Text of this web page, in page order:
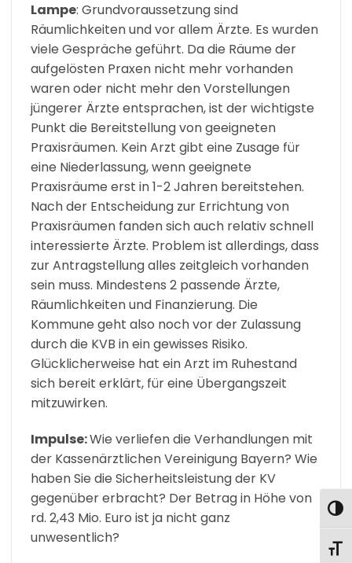
Lampe: Grundvoraussetzung sind
Räumlichkeiten und vor allem Ärzte. Es wurden
viele Gespräche geführt. Da die Räume der
aufgelösten Praxen nicht mehr vorhanden
waren oder nicht mehr den Vorstellungen
jüngerer Ärzte entsprachen, ist der wichtigste
Punkt die Bereitstellung von geeigneten
Praxisräumen. Kein Arzt gibt eine Zusage für
eine Niederlassung, wenn geeignete
Praxisräume erst in 1-2 Jahren bereitstehen.
Nach der Entscheidung zur Errichtung von
Praxisräumen fanden sich auch relativ schnell
interessierte Ärzte. Problem ist allerdings, dass
zur Antragstellung alles zeitgleich vorhanden
sein muss. Mindestens 2 passende Ärzte,
Räumlichkeiten und Finanzierung. Die
Kommune geht also noch vor der Zulassung
durch die KVB in ein gewisses Risiko.
Glücklicherweise hat ein Arzt im Ruhestand
sich bereit erklärt, für eine Übergangszeit
mitzuwirken.
Impulse:Wie verliefen die Verhandlungen mit
der Kassenärztlichen Vereinigung Bayern? Wie
haben Sie die Sicherheitsleistung der KV
gegenüber erbracht? Der Betrag in Höhe von
rd. 2,43 Mio. Euro ist ja nicht ganz
unwesentlich?